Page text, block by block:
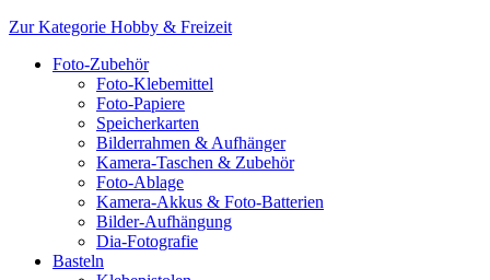
Zur Kategorie Hobby & Freizeit
Foto-Zubehör
Foto-Klebemittel
Foto-Papiere
Speicherkarten
Bilderrahmen & Aufhänger
Kamera-Taschen & Zubehör
Foto-Ablage
Kamera-Akkus & Foto-Batterien
Bilder-Aufhängung
Dia-Fotografie
Basteln